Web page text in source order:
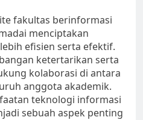
fakultas berinformasi
menciptakan
efisien serta efektif.
ketertarikan serta
kolaborasi di antara
anggota akademik.
teknologi informasi
sebuah aspek penting